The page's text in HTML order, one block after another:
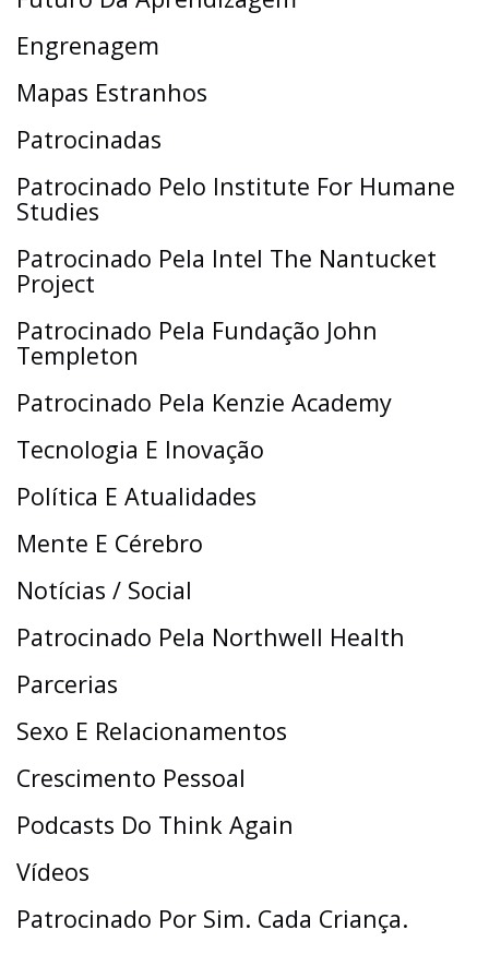
Engrenagem
Mapas Estranhos
Patrocinadas
Patrocinado Pelo Institute For Humane
Studies
Patrocinado Pela Intel The Nantucket
Project
Patrocinado Pela Fundação John
Templeton
Patrocinado Pela Kenzie Academy
Tecnologia E Inovação
Política E Atualidades
Mente E Cérebro
Notícias / Social
Patrocinado Pela Northwell Health
Parcerias
Sexo E Relacionamentos
Crescimento Pessoal
Podcasts Do Think Again
Vídeos
Patrocinado Por Sim. Cada Criança.